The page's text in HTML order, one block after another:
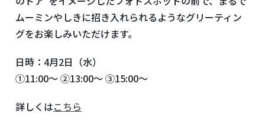
ムーミンやしきに招き入れられるようなグリーティン
グをお楽しみいただけます。
日時：4月2日（水）
①11:00～ ②13:00～ ③15:00～
詳しくはこちら